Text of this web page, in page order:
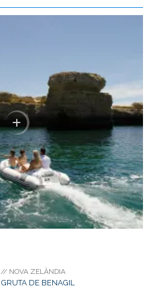
// NOVA ZELÂNDIA
GRUTA DE BENAGIL